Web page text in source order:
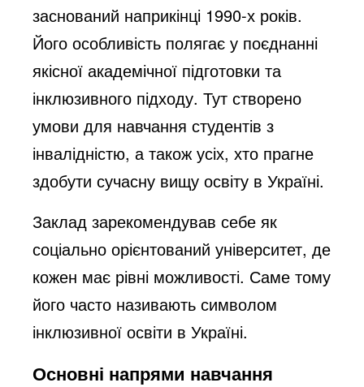
заснований наприкінці 1990-х років.
Його особливість полягає у поєднанні
якісної академічної підготовки та
інклюзивного підходу. Тут створено
умови для навчання студентів з
інвалідністю, а також усіх, хто прагне
здобути сучасну вищу освіту в Україні.
Заклад зарекомендував себе як
соціально орієнтований університет, де
кожен має рівні можливості. Саме тому
його часто називають символом
інклюзивної освіти в Україні.
Основні напрями навчання